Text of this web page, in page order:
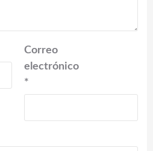
Correo
electrónico
*